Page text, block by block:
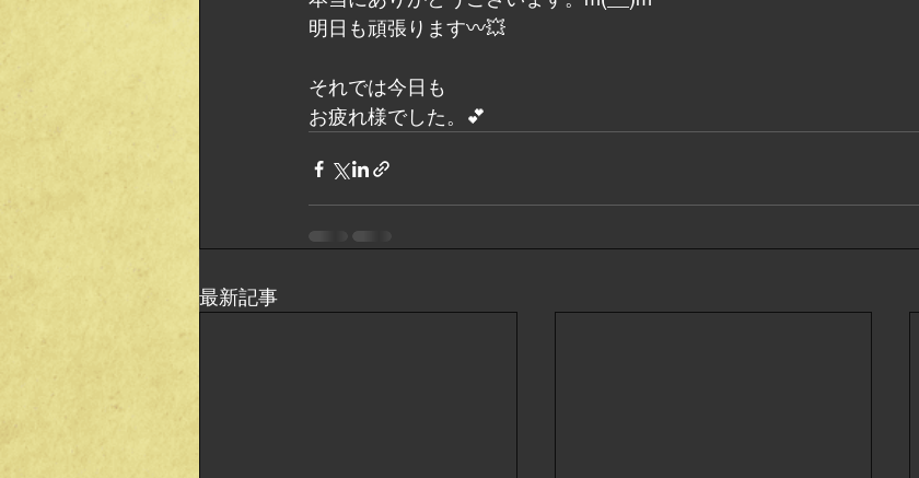
明日も頑張ります〰️💥
それでは今日も
お疲れ様でした。💕
最新記事